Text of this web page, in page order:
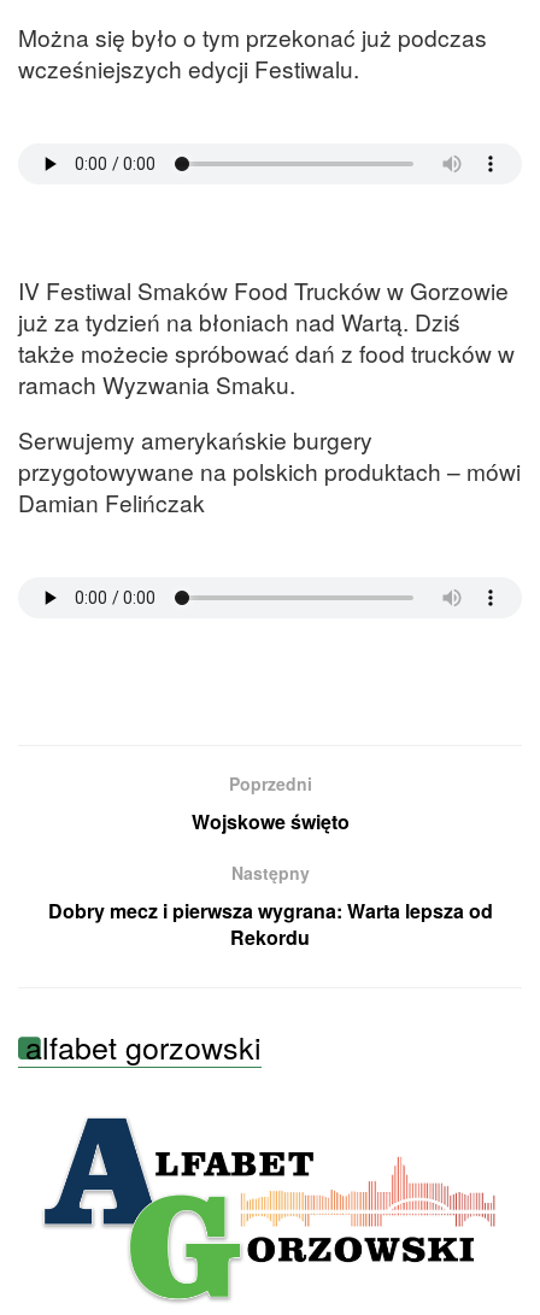
Można się było o tym przekonać już podczas
wcześniejszych edycji Festiwalu.
IV Festiwal Smaków Food Trucków w Gorzowie
już za tydzień na błoniach nad Wartą. Dziś
także możecie spróbować dań z food trucków w
ramach Wyzwania Smaku.
Serwujemy amerykańskie burgery
przygotowywane na polskich produktach – mówi
Damian Felińczak
Poprzedni
Wojskowe święto
Następny
Dobry mecz i pierwsza wygrana: Warta lepsza od
Rekordu
alfabet gorzowski